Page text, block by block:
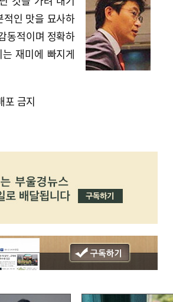
적인 맛을 묘사하
동적이며 정확하
재미에 빠지게
금지